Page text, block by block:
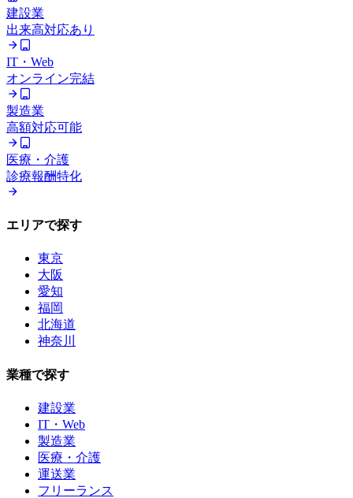
建設業
出来高対応あり
IT・Web
オンライン完結
製造業
高額対応可能
医療・介護
診療報酬特化
エリアで探す
東京
大阪
愛知
福岡
北海道
神奈川
業種で探す
建設業
IT・Web
製造業
医療・介護
運送業
フリーランス